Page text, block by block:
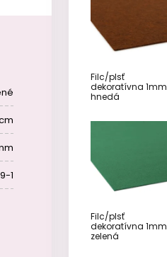
1
Filc/plsť
dekoratívna 1mm
hnedá
Filc/plsť
dekoratívna 1mm
zelená